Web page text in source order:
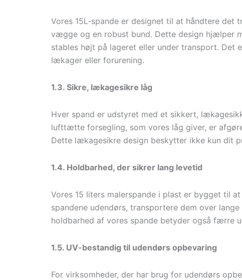
Vores 15L-spande er designet til at håndtere
vægge og en robust bund. Dette design hjælper
stables højt på lageret eller under transport.
lækager eller forurening.
1.3. Sikre, lækagesikre låg
Hver spand er udstyret med et sikkert,
lufttætte forsegling, som vores låg giver, er
Dette lækagesikre design beskytter ikke kun dit
1.4. Holdbarhed, der sikrer lang levetid
Vores 15 liters malerspande i plast er bygget til
spandene udendørs, transportere dem over
holdbarhed af vores spande betyder også færre
1.5. UV-bestandig til udendørs opbevaring
For virksomheder, der har brug for udendørs